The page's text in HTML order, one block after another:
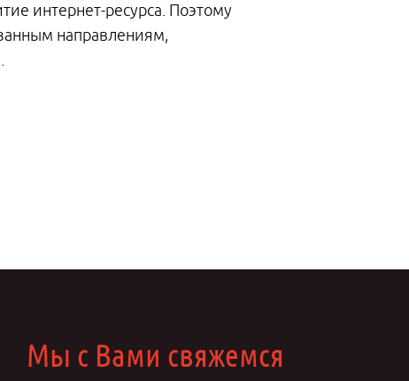
интернет-ресурса. Поэтому
направлениям,
Мы с Вами свяжемся